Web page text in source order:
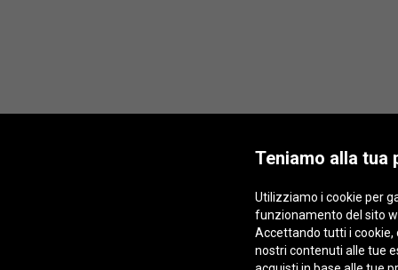
Teniamo alla tua
Utilizziamo i cookie per
funzionamento del sito
Accettando tutti i
nostri contenuti alle tue